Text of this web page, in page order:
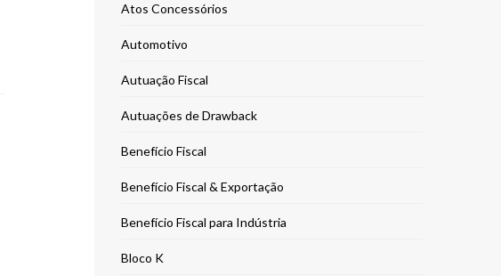
Atos Concessórios
Automotivo
Autuação Fiscal
Autuações de Drawback
Benefício Fiscal
Benefício Fiscal & Exportação
Benefício Fiscal para Indústria
Bloco K